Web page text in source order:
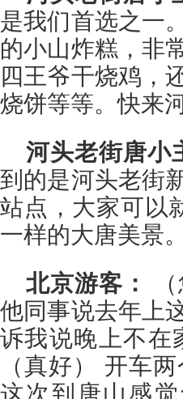
是我们首选之一
的小山炸糕，非
四王爷干烧鸡，
烧饼等等。快来
河头老街唐小
到的是河头老街
站点，大家可以
一样的大唐美景
北京游客：
他同事说去年上
诉我说晚上不在
（真好） 开车
这次到唐山感